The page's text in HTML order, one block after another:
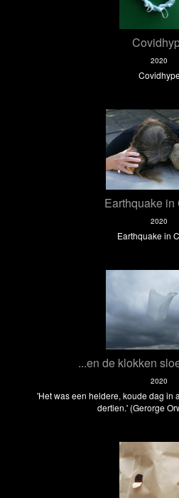
2020
Earthquake in
2020
Earthquake in
...en de klokken
2020
'Het was een heldere, koude dag in
dertien.' (Gerorge